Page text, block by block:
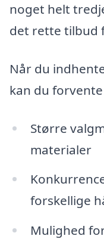
noget helt
det rette tilbud
Når du
kan du
Større
materialer
forskellige
Mulighed